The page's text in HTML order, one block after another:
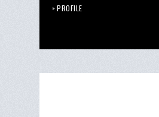
PROFILE